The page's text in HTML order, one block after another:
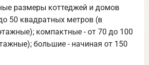
размеры коттеджей и домов
50 квадратных метров (в
компактные - от 70 до 100
большие - начиная от 150